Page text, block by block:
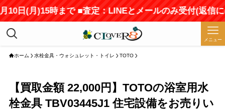
(月)15時まで ■査定：LINEとメールのみ受付(返信には
メニュー
ホーム 水栓金具・ウォシュレット・トイレ TOTO
【買取金額 22,000円】TOTOの浴室用水
栓金具 TBV03445J1 住宅設備をお売りい